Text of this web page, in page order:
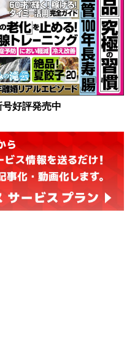
好評発売中